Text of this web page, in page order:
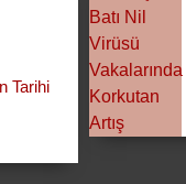
Tarihi